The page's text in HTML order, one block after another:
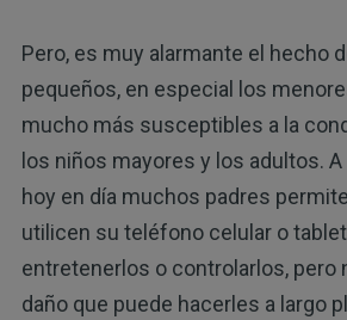
Pero, es muy alarmante el hecho
pequeños, en especial los
mucho más susceptibles a la
los niños mayores y los adultos.
hoy en día muchos padres
utilicen su teléfono celular o
entretenerlos o controlarlos, pero
daño que puede hacerles a largo